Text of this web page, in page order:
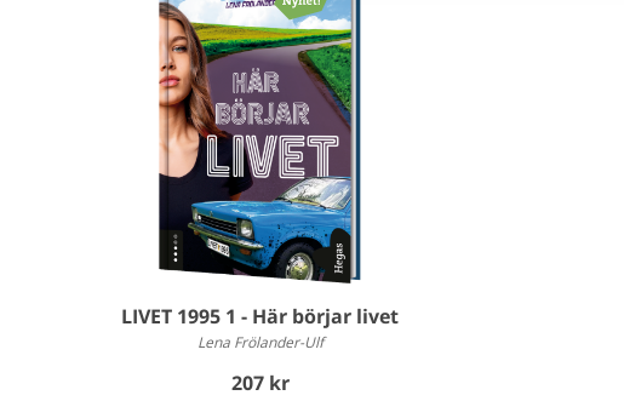
LIVET 1995 1 - Här börjar livet
Lena Frölander-Ulf
207 kr